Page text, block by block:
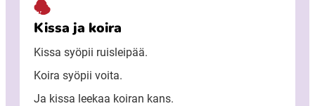
Kissa ja koira
Kissa syöpii ruisleipää.
Koira syöpii voita.
Ja kissa leekaa koiran kans.